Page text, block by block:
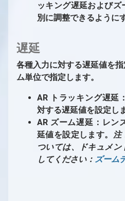
ッキング遅延および
別に調整できるように
遅延
各種入力に対する遅延値を
ム単位で指定します。
AR トラッキング遅延
対する遅延値を設定し
AR ズーム遅延：レン
延値を設定します。 注
ついては、ドキュメ
してください： ズーム